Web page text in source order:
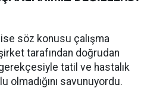
söz konusu çalışma
tarafından doğrudan
tatil ve hastalık
olmadığını savunuyordu.